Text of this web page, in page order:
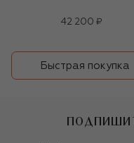
42 200 ₽
Быстрая покупка